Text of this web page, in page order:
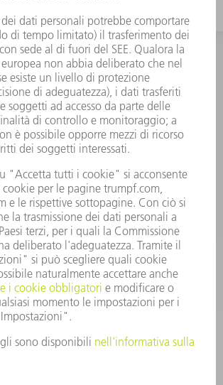
INFORMAZIONE
Domande frequenti
Condizioni generali di contratto
CONTATTO
RICAMBI TRUMPF ITALIA
lunedì a venerdì: 08:30 – 18:00
ricambi@trumpf.com
CONTATTO
UTENSILI TRUMPF ITALIA
+39 02 48489482
lunedì a venerdì: 08:00 – 18:00
utensili@trumpf.com